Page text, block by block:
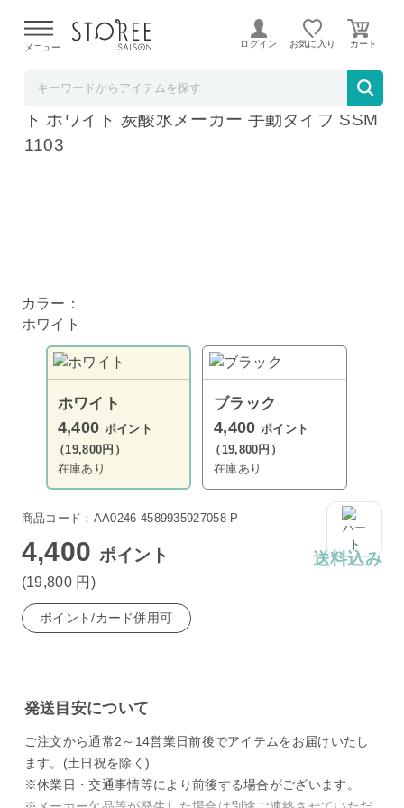
よる配送遅延が発生しております。
メニュー ログイン お気に入り
ソーダストリーム Art アート スターターキッ
ト ホワイト 炭酸水メーカー 手動タイプ SSM
1103
カラー：
ホワイト
ホワイト
4,400 ポイント
（19,800円）
在庫あり
ブラック
4,400 ポイント
（19,800円）
在庫あり
商品コード：AA0246-4589935927058-P
4,400 ポイント
(19,800 円 )
送料込み
ポイント/カード併用可
発送目安について
ご注文から通常2～14営業日前後でアイテムをお届けいたし
ます。(土日祝を除く)
※休業日・交通事情等により前後する場合がございます。